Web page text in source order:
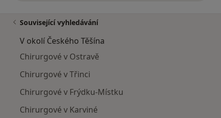
Související vyhledávání
V okolí Českého Těšína
Chirurgové v Ostravě
Chirurgové v Třinci
Chirurgové v Frýdku-Místku
Chirurgové v Karviné